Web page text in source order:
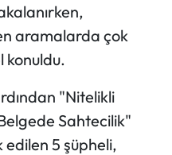
aramalarda çok
konuldu.
"Nitelikli
Sahtecilik"
edilen 5 şüpheli,